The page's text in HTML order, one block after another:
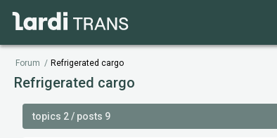
Forum / Refrigerated cargo
Refrigerated cargo
topics 2 / posts 9